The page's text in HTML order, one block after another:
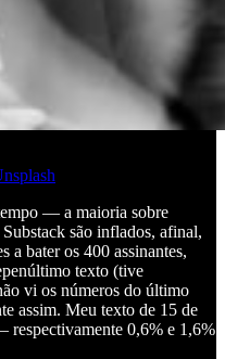
— a maioria sobre
são inflados, afinal,
a bater os 400 assinantes,
texto (tive
vi os números do último
assim. Meu texto de 15 de
respectivamente 0,6% e 1,6%